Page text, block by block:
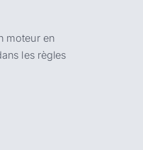
moteur en
les règles